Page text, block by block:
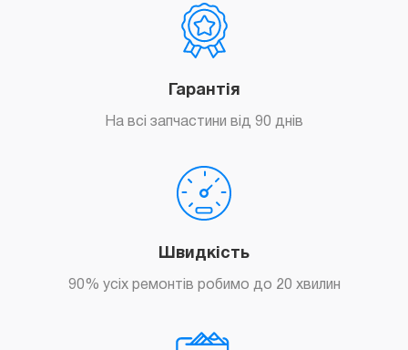
Гарантія
На всі запчастини від 90 днів
Швидкість
90% усіх ремонтів робимо до 20 хвилин